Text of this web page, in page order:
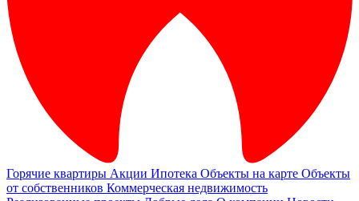
Горячие квартиры Акции Ипотека Объекты на карте Объекты
от собственников Коммерческая недвижимость